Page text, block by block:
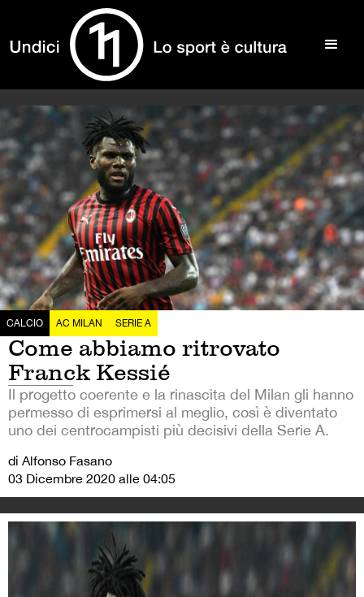
CALCIO AC MILAN SERIE A
Come abbiamo ritrovato
Franck Kessié
Il progetto coerente e la rinascita del Milan gli hanno
permesso di esprimersi al meglio, così è diventato
uno dei centrocampisti più decisivi della Serie A.
di Alfonso Fasano
03 Dicembre 2020 alle 04:05